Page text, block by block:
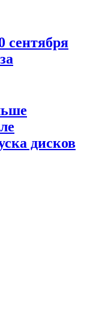
сентября
дисков